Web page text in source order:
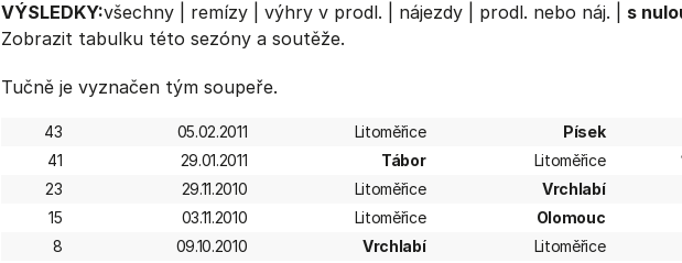
VÝSLEDKY:všechny| remízy| výhry v prodl. nájezdy| prodl. nebo náj. s
Zobrazit tabulkutéto sezóny a soutěže.
Tučně je vyznačen tým soupeře.
43 05.02.2011 Litoměřice Písek
41
29.01.2011 Tábor Litoměřice
23
29.11.2010 Litoměřice Vrchlabí
15
03.11.2010 Litoměřice Olomouc
8
09.10.2010 Vrchlabí Litoměřice